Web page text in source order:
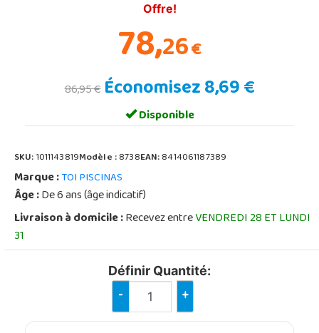
Offre!
78,26€
86,95 € Économisez 8,69 €
Disponible
SKU:1011143819Modèle :8738EAN:8414061187389
Marque :TOI PISCINAS
Âge :De 6 ans (âge indicatif)
Livraison à domicile :Recevez entreVENDREDI 28 ET LUNDI
31
Définir Quantité:
- +